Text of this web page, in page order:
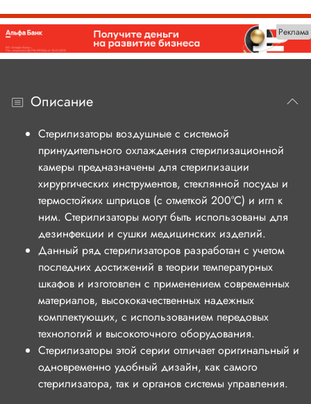
Реклама
Описание
Стерилизаторы воздушные с системой
принудительного охлаждения стерилизационной
камеры предназначены для стерилизации
хирургических инструментов, стеклянной посуды и
термостойких шприцов (с отметкой 200°С) и игл к
ним. Стерилизаторы могут быть использованы для
дезинфекции и сушки медицинских изделий.
Данный ряд стерилизаторов разработан с учетом
последних достижений в теории температурных
шкафов и изготовлен с применением современных
материалов, высококачественных надежных
комплектующих, с использованием передовых
технологий и высокоточного оборудования.
Стерилизаторы этой серии отличает оригинальный и
одновременно удобный дизайн, как самого
стерилизатора, так и органов системы управления.